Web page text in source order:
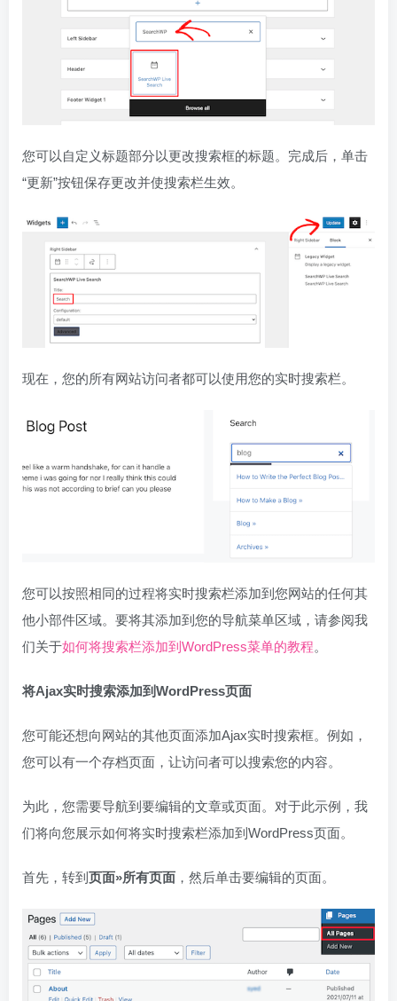
您可以自定义标题部分以更改搜索框的标题。完成后，单击
“更新”按钮保存更改并使搜索栏生效。
现在，您的所有网站访问者都可以使用您的实时搜索栏。
您可以按照相同的过程将实时搜索栏添加到您网站的任何其
他小部件区域。要将其添加到您的导航菜单区域，请参阅我
们关于如何将搜索栏添加到WordPress菜单的教程。
将Ajax实时搜索添加到WordPress页面
您可能还想向网站的其他页面添加Ajax实时搜索框。例如，
您可以有一个存档页面，让访问者可以搜索您的内容。
为此，您需要导航到要编辑的文章或页面。对于此示例，我
们将向您展示如何将实时搜索栏添加到WordPress页面。
首先，转到 页面»所有页面 ，然后单击要编辑的页面。